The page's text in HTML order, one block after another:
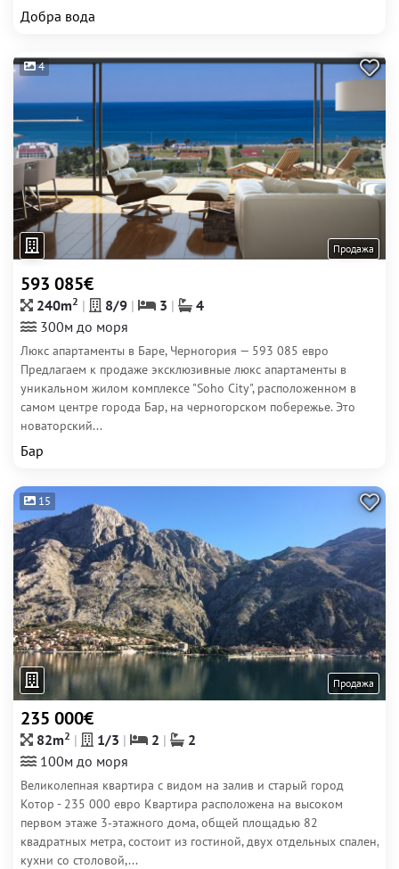
Добра вода
4
Продажа
593 085€
240m2 8/9 3
4
300м до моря
Люкс апартаменты в Баре, Черногория — 593 085 евро
Предлагаем к продаже эксклюзивные люкс апартаменты в
уникальном жилом комплексе "Soho City", расположенном в
самом центре города Бар, на черногорском побережье. Это
новаторский...
Бар
15
Продажа
235 000€
82m2 1/3 2
2
100м до моря
Великолепная квартира с видом на залив и старый город
Котор - 235 000 евро Квартира расположена на высоком
первом этаже 3‐этажного дома, общей площадью 82
квадратных метра, состоит из гостиной, двух отдельных спален,
кухни со столовой,...